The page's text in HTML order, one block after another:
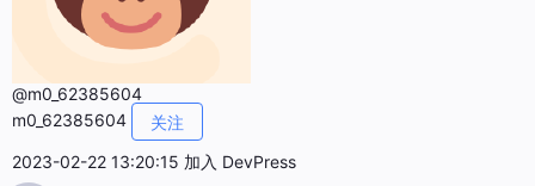
@m0_62385604
m0_62385604
关注
2023-02-22 13:20:15 加入 DevPress